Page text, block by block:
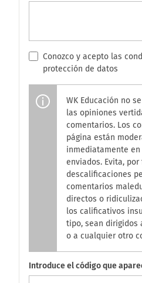
Conozco y acepto las
protección de datos
WK Educación no
las opiniones
comentarios. Los
página están
inmediatamente
enviados. Evita, por
descalificaciones
comentarios
directos o
los calificativos
tipo, sean dirigidos
o a cualquier otro
Introduce el código que